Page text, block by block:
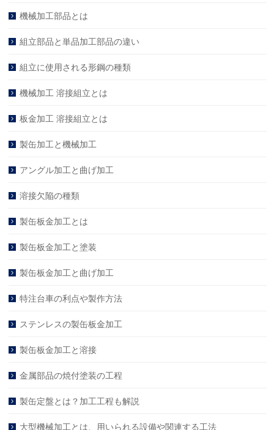
機械加工部品とは
組立部品と単品加工部品の違い
組立に使用される形鋼の種類
機械加工 溶接組立とは
板金加工 溶接組立とは
製缶加工と機械加工
アングル加工と曲げ加工
溶接欠陥の種類
製缶板金加工とは
製缶板金加工と塗装
製缶板金加工と曲げ加工
特注台車の利点や製作方法
ステンレスの製缶板金加工
製缶板金加工と溶接
金属部品の焼付塗装の工程
製缶定盤とは？加工工程も解説
大型機械加工とは、用いられる設備や関連する工法